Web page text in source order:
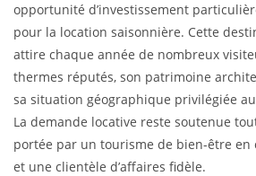
opportunité d’investissement
pour la location saisonnière. Cette
attire chaque année de nombreux
thermes réputés, son patrimoine
sa situation géographique privilégiée
La demande locative reste soutenue
portée par un tourisme de bien-être en
et une clientèle d’affaires fidèle.